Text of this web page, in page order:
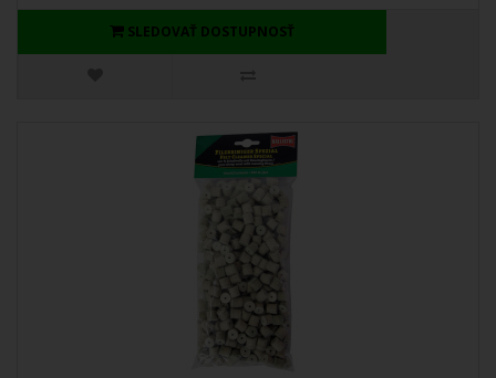
SLEDOVAŤ DOSTUPNOSŤ